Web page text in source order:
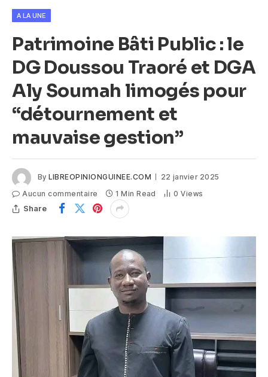
A LA UNE
Patrimoine Bâti Public : le
DG Doussou Traoré et DGA
Aly Soumah limogés pour
“détournement et
mauvaise gestion”
By LIBREOPINIONGUINEE.COM
22 janvier 2025
Aucun commentaire
1 Min Read 0Views
Share